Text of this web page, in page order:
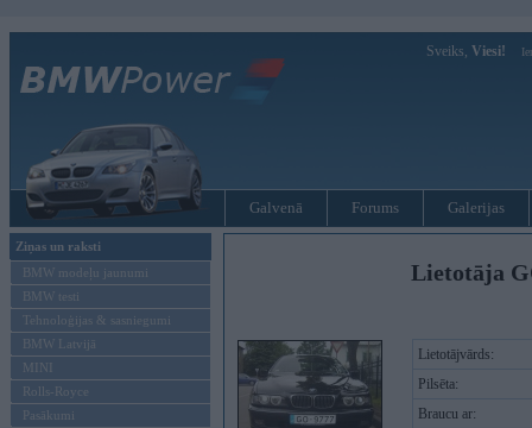
Sveiks, Viesi!
Galvenā Forums Galerijas
Ziņas un raksti
BMW modeļu jaunumi
BMW testi
Tehnoloģijas & sasniegumi
BMW Latvijā
MINI
Rolls-Royce
Pasākumi
Lietotāja
Lietotājvārds:
Pilsēta:
Braucu ar: